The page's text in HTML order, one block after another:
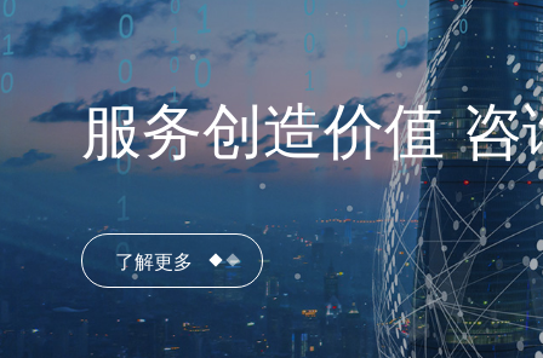
服务创造价值
了解更多
一站式全链条企
了解更多